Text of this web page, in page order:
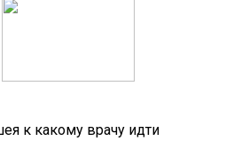
к какому врачу идти